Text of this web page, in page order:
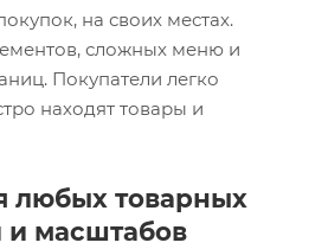
на своих местах.
сложных меню и
Покупатели легко
находят товары и
любых товарных
и масштабов